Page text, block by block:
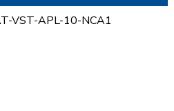
VST-APL-10-NCA1